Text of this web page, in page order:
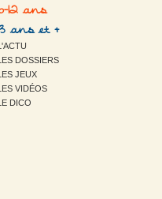
12 ans
ans et +
DOSSIERS
JEUX
VIDÉOS
DICO